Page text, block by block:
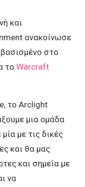
και
ανακοίνωσε
βασισμένο στο
το Warcraft
το Arclight
μια ομάδα
με τις δικές
και θα μας
και σημεία με
να